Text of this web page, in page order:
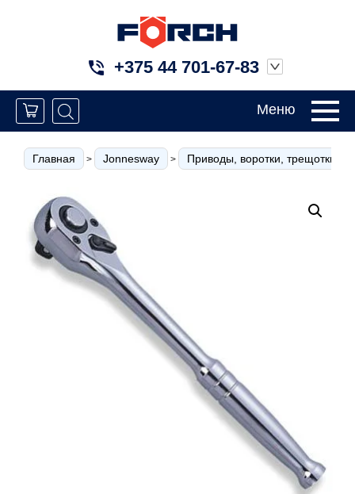
+375 44 701-67-83
Меню
Главная > Jonnesway > Приводы, воротки, трещотки